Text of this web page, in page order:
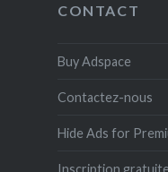
CONTACT
Buy Adspace
Contactez-nous
Hide Ads for